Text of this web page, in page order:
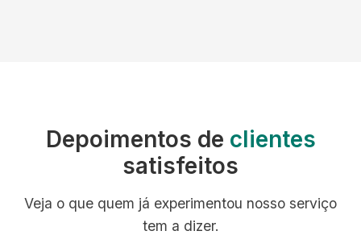
Depoimentos de clientes
satisfeitos
Veja o que quem já experimentou nosso serviço
tem a dizer.